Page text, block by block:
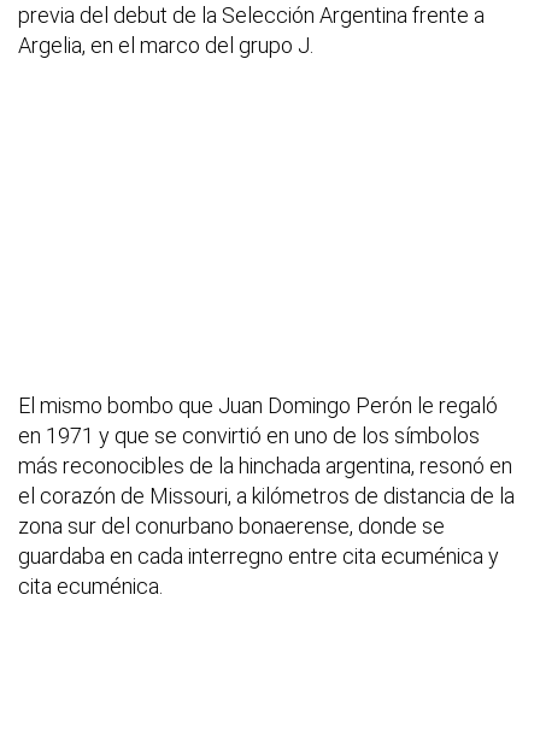
previa del debut de la Selección Argentina frente a
Argelia, en el marco del grupo J.
El mismo bombo que Juan Domingo Perón le regaló
en 1971 y que se convirtió en uno de los símbolos
más reconocibles de la hinchada argentina, resonó en
el corazón de Missouri, a kilómetros de distancia de la
zona sur del conurbano bonaerense, donde se
guardaba en cada interregno entre cita ecuménica y
cita ecuménica.